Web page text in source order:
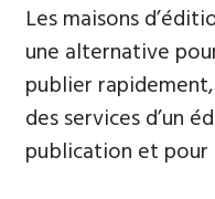
Les maisons
une alternative
publier
des services d’un
publication et